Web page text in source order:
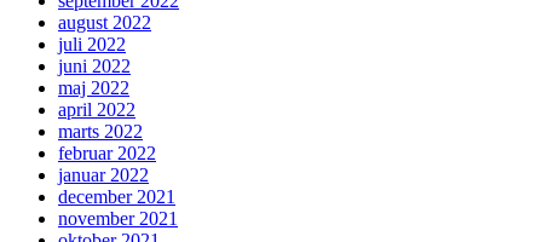
august 2022
juli 2022
juni 2022
maj 2022
april 2022
marts 2022
februar 2022
januar 2022
december 2021
november 2021